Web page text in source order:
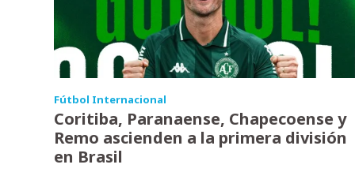
Fútbol Internacional
Coritiba, Paranaense, Chapecoense y
Remo ascienden a la primera división
en Brasil